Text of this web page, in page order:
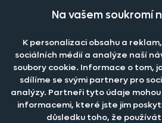
Staňte se členem klubu Dante.cz
Objevte slevy pro členy, získejte akční
Obchodní podmínky
Katalog zdarma
Jak prát záclony a závěsy?
Jak prát povlečení a prostěradla?
Informace o materiálech
Šití záclon a závěsů
PRODEJNÍ ODDĚLENÍ - TELEFONICKY
po-pá 7:30 - 16:00
Tel.:777 111 818
e-mail:dotazy@dante.cz
reklamace:reklamace@dante.cz
Na vašem soukromí
K personalizaci obsahu a
sociálních médií a analýze naší
soubory cookie. Informace o tom,
sdílíme se svými partnery pro
analýzy. Partneři tyto údaje
informacemi, které jste jim
důsledku toho, že